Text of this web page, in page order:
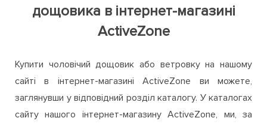
дощовика в інтернет-магазині
ActiveZone
Купити чоловічий дощовик або ветровку на нашому
сайті в інтернет-магазині ActiveZone ви можете,
заглянувши у відповідний розділ каталогу. У каталогах
сайту нашого інтернет-магазину ActiveZone, ми, за